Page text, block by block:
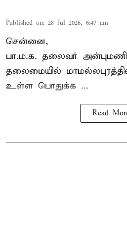
Published on: 28 Jul 2026, 6:47 am
சென்னை,
பா.ம.க. தலைவர்
தலைமையில்
உள்ள பொதுக்க ...
Read